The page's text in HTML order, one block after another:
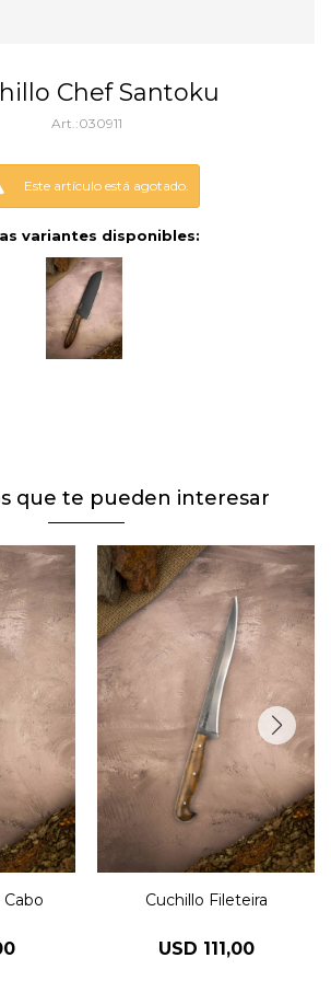
Chef Santoku
030911
Este artículo está agotado.
variantes disponibles:
que te pueden interesar
Cuchillo Fileteira
USD 111,00